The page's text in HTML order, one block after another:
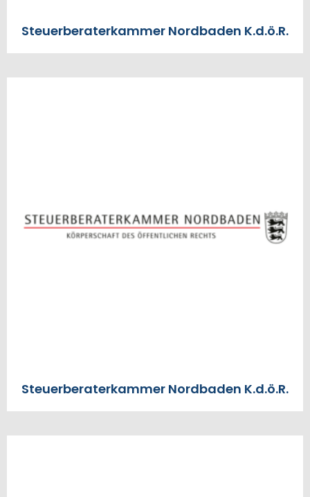
Steuerberaterkammer Nordbaden K.d.ö.R.
Steuerberaterkammer Nordbaden K.d.ö.R.